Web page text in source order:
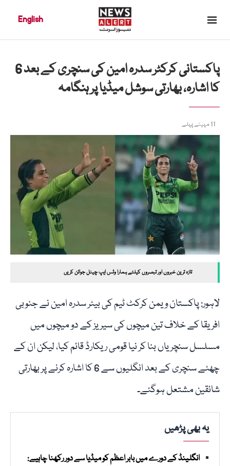
English
پاکستانی کرکٹر سدرہ امین کی سنچری کے بعد 6
کا اشارہ، بھارتی سوشل میڈیا پر ہنگامہ
11 مہینے پہلے
تازہ ترین خبروں اور تبصروں کیلئے ہمارا وٹس ایپ چینل جوائن کریں
لاہور: پاکستان ویمن کرکٹ ٹیم کی بیٹر سدرہ امین نے جنوبی
افریقا کے خلاف تین میچوں کی سیریز کے دو میچوں میں
مسلسل سنچریاں بنا کر نیا قومی ریکارڈ قائم کیا، لیکن ان کے
چھٹے سنچری کے بعد انگلیوں سے 6 کا اشارہ کرنے پر بھارتی
شائقین مشتعل ہوگئے۔
یہ بھی پڑھیں
انگلینڈ کے دورے میں بابر اعظم کو میڈیا سے دور رکھنا چاہیے: